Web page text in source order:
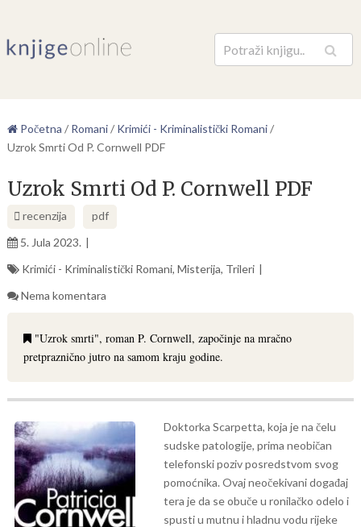
Pretraga
Početna / Romani/ Krimići - Kriminalistički Romani/
Uzrok Smrti Od P. Cornwell PDF
Uzrok Smrti Od P. Cornwell PDF
recenzija
pdf
5. Jula 2023.
Krimići - Kriminalistički Romani, Misterija, Trileri
Nema komentara
"Uzrok smrti", roman P. Cornwell, započinje na mračno
pretpraznično jutro na samom kraju godine.
Doktorka Scarpetta, koja je na čelu
sudske patologije, prima neobičan
telefonski poziv posredstvom svog
pomoćnika. Ovaj neočekivani događaj
tera je da se obuče u ronilačko odelo i
spusti u mutnu i hladnu vodu rijeke